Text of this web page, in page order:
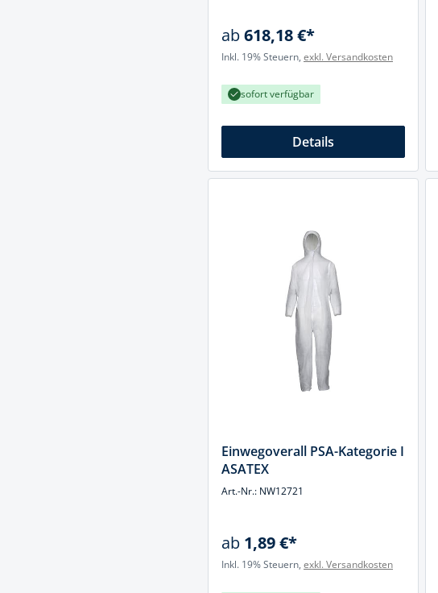
ab618,18 €*
Inkl. 19% Steuern, exkl. Versandkosten
sofort verfügbar
Details
Einwegoverall PSA-Kategorie I
ASATEX
Art.-Nr.: NW12721
ab 1,89 €*
Inkl. 19% Steuern, exkl. Versandkosten